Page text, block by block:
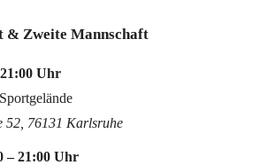
& Zweite Mannschaft
Uhr
52, 76131 Karlsruhe
– 21:00 Uhr